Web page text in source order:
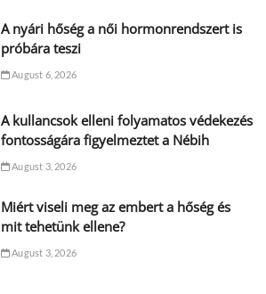
A nyári hőség a női hormonrendszert is
próbára teszi
August 6, 2026
A kullancsok elleni folyamatos védekezés
fontosságára figyelmeztet a Nébih
August 3, 2026
Miért viseli meg az embert a hőség és
mit tehetünk ellene?
August 3, 2026